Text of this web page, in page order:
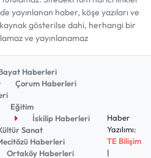
yayınlanan haber, köşe yazıları ve
gösterilse dahi, herhangi bir
ve yayınlanamaz
Haberleri
Çorum Haberleri
Eğitim
İskilip Haberleri
Sanat
Haberleri
Ortaköy Haberleri
Haber
Yazılımı:
TE Bilişim
|